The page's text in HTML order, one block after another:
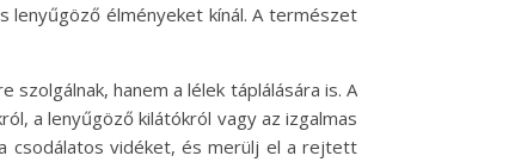
lenyűgöző élményeket kínál. A természet
hanem a lélek táplálására is. A
a lenyűgöző kilátókról vagy az izgalmas
csodálatos vidéket, és merülj el a rejtett